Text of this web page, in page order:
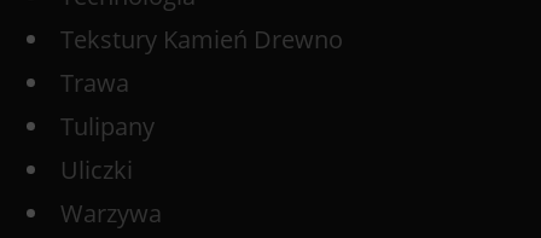
Tekstury Kamień Drewno
Trawa
Tulipany
Uliczki
Warzywa